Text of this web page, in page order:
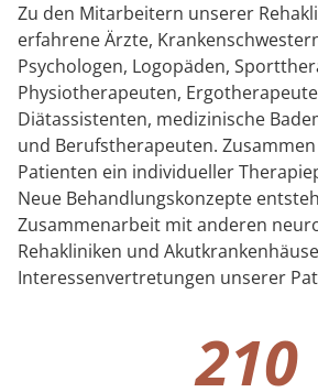
Zu den Mitarbeitern unserer
erfahrene Ärzte,
Psychologen, Logopäden,
Physiotherapeuten,
Diätassistenten, medizinische
und Berufstherapeuten.
Patienten ein individueller
Neue Behandlungskonzepte
Zusammenarbeit mit anderen
Rehakliniken und
Interessenvertretungen unserer
210